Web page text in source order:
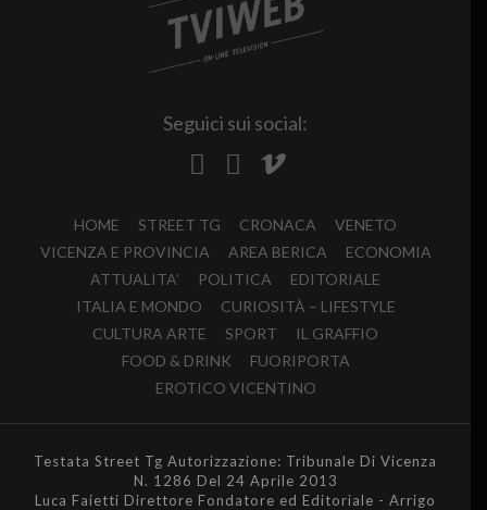
Seguici sui social:
HOME STREET TG CRONACA
VENETO
VICENZA E PROVINCIA
AREA BERICA
ECONOMIA
ATTUALITA’
POLITICA
EDITORIALE
ITALIA E MONDO
CURIOSITÀ – LIFESTYLE
CULTURA ARTE
SPORT
IL GRAFFIO
FOOD & DRINK
FUORIPORTA
EROTICO VICENTINO
Testata Street Tg Autorizzazione: Tribunale Di Vicenza
N. 1286 Del 24 Aprile 2013
Luca Faietti Direttore Fondatore ed Editoriale - Arrigo